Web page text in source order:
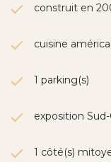
construit en
cuisine
1 parking(s)
exposition
1 côté(s)